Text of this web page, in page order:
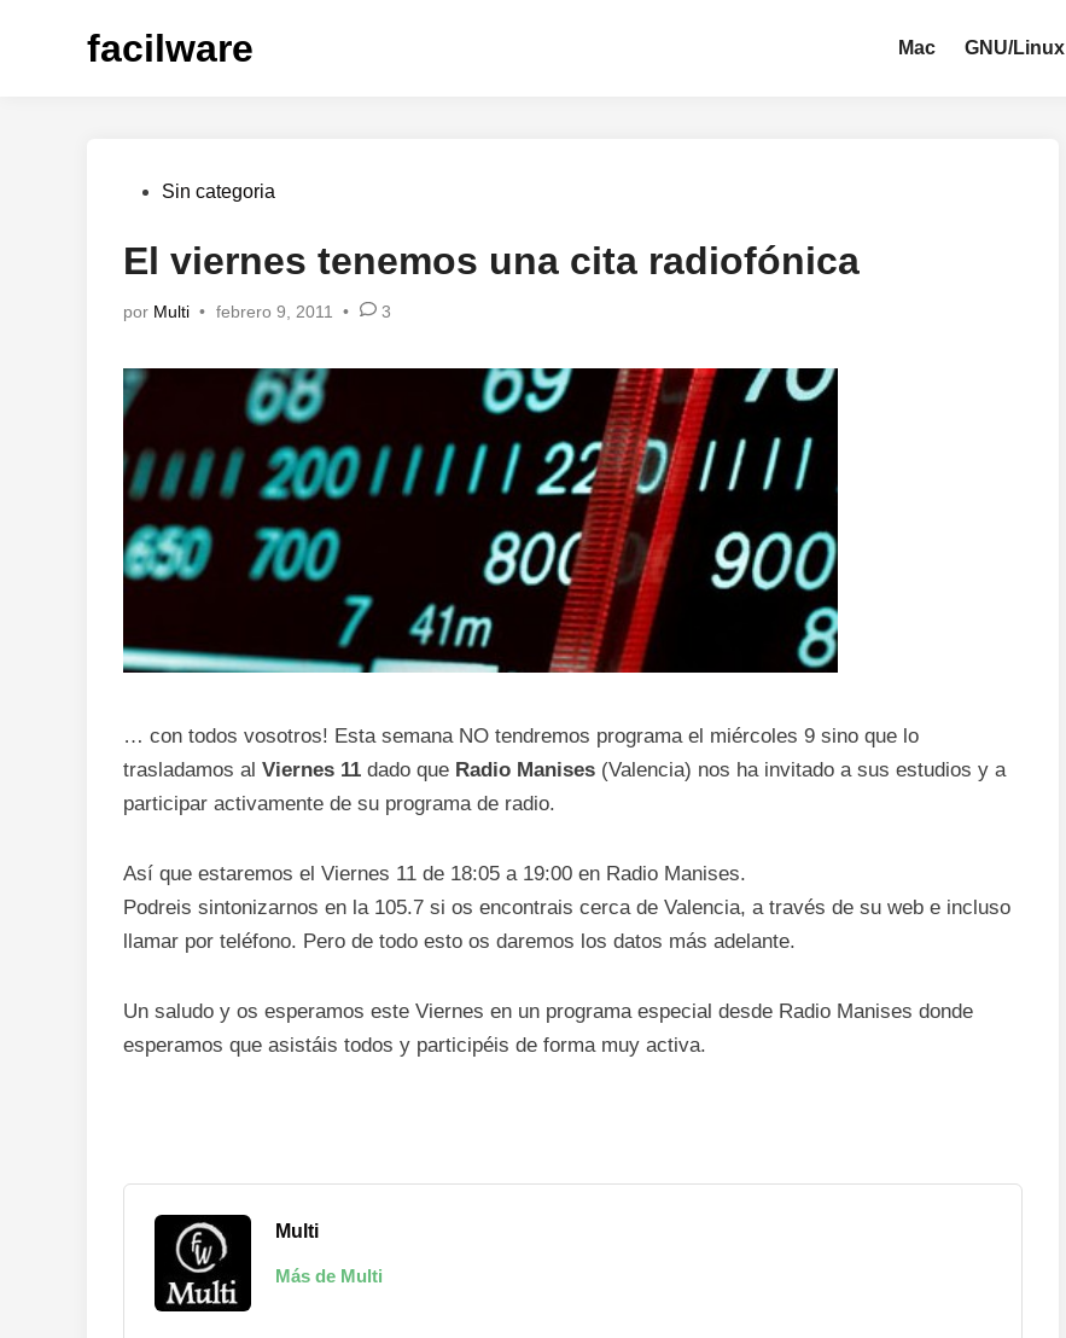
facilware Mac GNU/Linux
Publicado
Sin categoria
El viernes tenemos una cita radiofónica
por Multi • febrero 9, 2011 • 3
… con todos vosotros! Esta semana NO tendremos programa el miércoles 9 sino que lo
trasladamos al Viernes 11 dado que Radio Manises (Valencia) nos ha invitado a sus estudios y a
participar activamente de su programa de radio.
Así que estaremos el Viernes 11 de 18:05 a 19:00 en Radio Manises.
Podreis sintonizarnos en la 105.7 si os encontrais cerca de Valencia, a través de su web e incluso
llamar por teléfono. Pero de todo esto os daremos los datos más adelante.
Un saludo y os esperamos este Viernes en un programa especial desde Radio Manises donde
esperamos que asistáis todos y participéis de forma muy activa.
Multi
Más de Multi